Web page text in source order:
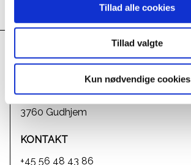
Tillad alle cookies
Tillad valgte
Kun nødvendige cookies
ADRESSE
3760 Gudhjem
KONTAKT
+45 56 48 43 86